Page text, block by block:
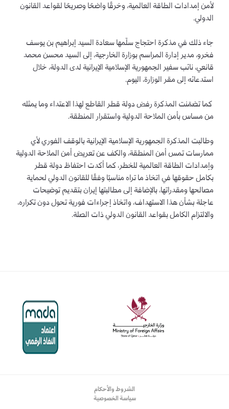
لأمن إمدادات الطاقة العالمية، وخرقًا واضحًا وصريحًا لقواعد القانون
الدولي.
جاء ذلك في مذكرة احتجاج سلّمها سعادة السيد إبراهيم بن يوسف
فخرو، مدير إدارة المراسم بوزارة الخارجية، إلى السيد محسن محمد
قانعي، نائب سفير الجمهورية الإسلامية الإيرانية لدى الدولة، خلال
استدعائه إلى مقر الوزارة، اليوم.
كما تضمّنت المذكرة رفض دولة قطر القاطع لهذا الاعتداء وما يمثله
من مساس بأمن الملاحة الدولية واستقرار المنطقة.
وطالبت المذكرة الجمهورية الإسلامية الإيرانية بالوقف الفوري لأي
ممارسات تمس أمن المنطقة، والكف عن تعريض أمن الملاحة الدولية
وإمدادات الطاقة العالمية للخطر، كما أكدت احتفاظ دولة قطر
بكامل حقوقها في اتخاذ ما تراه مناسبًا وفقًا للقانون الدولي لحماية
مصالحها ومقدراتها، بالإضافة إلى مطالبتها إيران بتقديم توضيحات
عاجلة بشأن هذا الاستهداف، واتخاذ إجراءات فورية تحول دون تكراره،
والالتزام الكامل بقواعد القانون الدولي ذات الصلة.
سياسة الخصوصية
الشروط والأحكام